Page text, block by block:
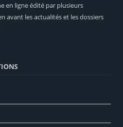
en ligne édité par plusieurs
avant les actualités et les dossiers